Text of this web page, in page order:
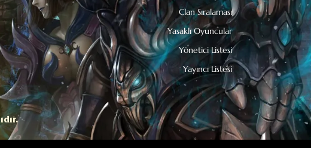
Clan Sıralaması
Yasaklı Oyuncular
Yönetici Listesi
Yayıncı Listesi